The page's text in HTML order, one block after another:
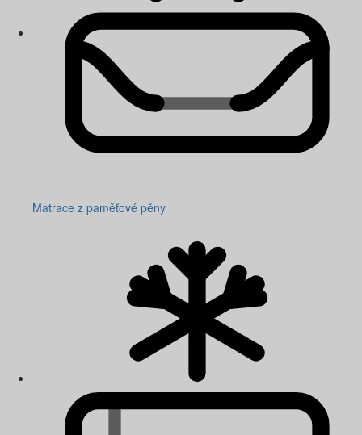
Matrace z paměťové pěny